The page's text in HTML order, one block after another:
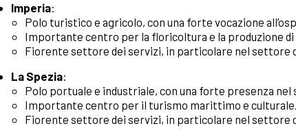
Imperia:
Polo turistico e agricolo, con una forte vocazione
Importante centro per la floricoltura e la produzione di
Fiorente settore dei servizi, in particolare nel settore
La Spezia:
Polo portuale e industriale, con una forte presenza
Importante centro per il turismo marittimo e culturale.
Fiorente settore dei servizi, in particolare nel settore